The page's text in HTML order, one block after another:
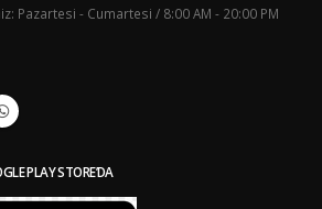
Pazartesi - Cumartesi / 8:00 AM - 20:00 PM
PLAY STORE’DA